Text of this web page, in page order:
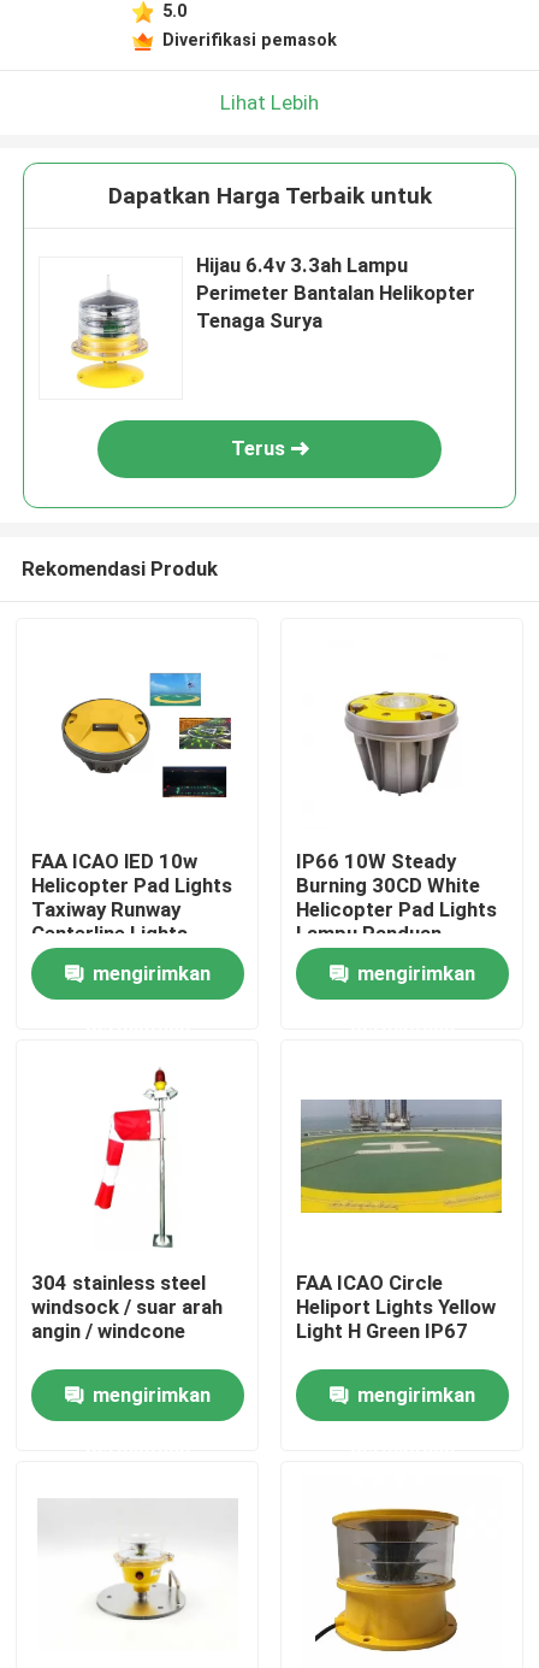
Rumah
Tentang kami
Tur Pabrik
Kontrol kualitas
Permintaan Penawaran
Lampu Obstruksi Penerbangan
Lampu Obstruksi Tenaga Surya
Lampu Obstruksi Pesawat Terbang
5.0
Diverifikasi pemasok
Lihat Lebih
Dapatkan Harga Terbaik untuk
Hijau 6.4v 3.3ah Lampu
Perimeter Bantalan Helikopter
Tenaga Surya
Terus
Rekomendasi Produk
FAA ICAO lED 10w
Helicopter Pad Lights
Taxiway Runway
Centerline Lights
mengirimkan
IP66 10W Steady
Burning 30CD White
Helicopter Pad Lights
Lampu Panduan
mengirimkan
304 stainless steel
windsock / suar arah
angin / windcone
mengirimkan
FAA ICAO Circle
Heliport Lights Yellow
Light H Green IP67
mengirimkan